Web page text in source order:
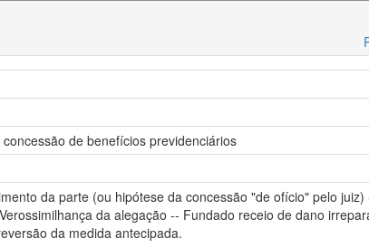
de benefícios previdenciários
da parte (ou hipótese da concessão "de ofício" pelo
da alegação -- Fundado receio de dano
da medida antecipada.